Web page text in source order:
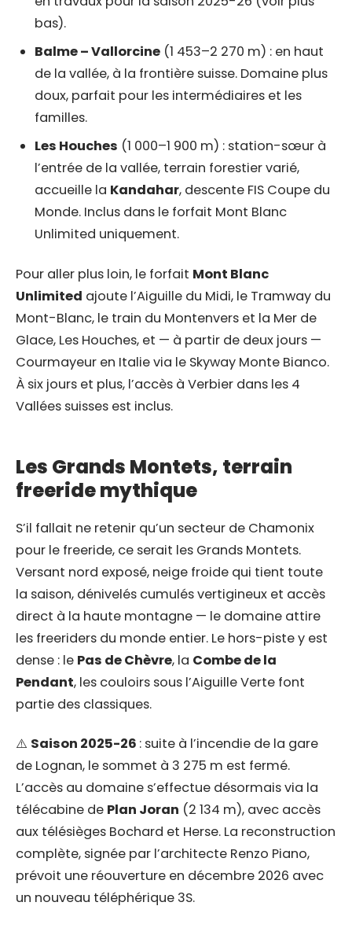
bas).
Balme – Vallorcine (1 453–2 270 m) : en haut
de la vallée, à la frontière suisse. Domaine plus
doux, parfait pour les intermédiaires et les
familles.
Les Houches (1 000–1 900 m) : station-sœur à
l’entrée de la vallée, terrain forestier varié,
accueille la Kandahar, descente FIS Coupe du
Monde. Inclus dans le forfait Mont Blanc
Unlimited uniquement.
Pour aller plus loin, le forfait Mont Blanc
Unlimited ajoute l’Aiguille du Midi, le Tramway du
Mont-Blanc, le train du Montenvers et la Mer de
Glace, Les Houches, et — à partir de deux jours —
Courmayeur en Italie via le Skyway Monte Bianco.
À six jours et plus, l’accès à Verbier dans les 4
Vallées suisses est inclus.
Les Grands Montets, terrain
freeride mythique
S’il fallait ne retenir qu’un secteur de Chamonix
pour le freeride, ce serait les Grands Montets.
Versant nord exposé, neige froide qui tient toute
la saison, dénivelés cumulés vertigineux et accès
direct à la haute montagne — le domaine attire
les freeriders du monde entier. Le hors-piste y est
dense : le Pas de Chèvre, la Combe de la
Pendant, les couloirs sous l’Aiguille Verte font
partie des classiques.
⚠️ Saison 2025-26 : suite à l’incendie de la gare
de Lognan, le sommet à 3 275 m est fermé.
L’accès au domaine s’effectue désormais via la
télécabine de Plan Joran (2 134 m), avec accès
aux télésièges Bochard et Herse. La reconstruction
complète, signée par l’architecte Renzo Piano,
prévoit une réouverture en décembre 2026 avec
un nouveau téléphérique 3S.